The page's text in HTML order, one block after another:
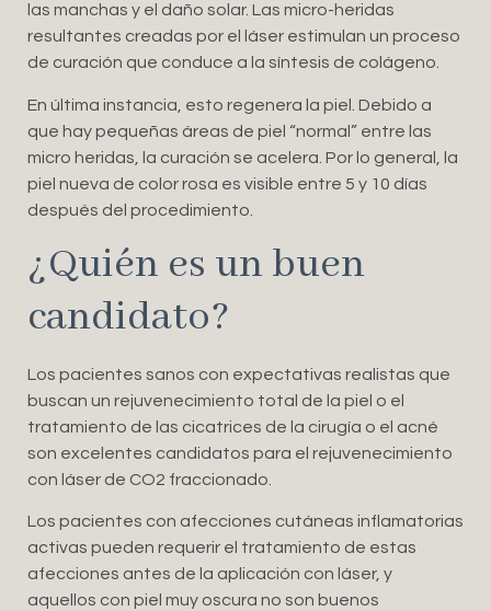
las manchas y el daño solar. Las micro-heridas
resultantes creadas por el láser estimulan un proceso
de curación que conduce a la síntesis de colágeno.
En última instancia, esto regenera la piel. Debido a
que hay pequeñas áreas de piel “normal” entre las
micro heridas, la curación se acelera. Por lo general, la
piel nueva de color rosa es visible entre 5 y 10 días
después del procedimiento.
¿Quién es un buen
candidato?
Los pacientes sanos con expectativas realistas que
buscan un rejuvenecimiento total de la piel o el
tratamiento de las cicatrices de la cirugía o el acné
son excelentes candidatos para el rejuvenecimiento
con láser de CO2 fraccionado.
Los pacientes con afecciones cutáneas inflamatorias
activas pueden requerir el tratamiento de estas
afecciones antes de la aplicación con láser, y
aquellos con piel muy oscura no son buenos